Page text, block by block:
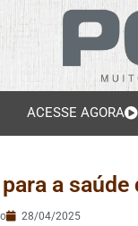
ACESSE AGORA
a
28/04/2025